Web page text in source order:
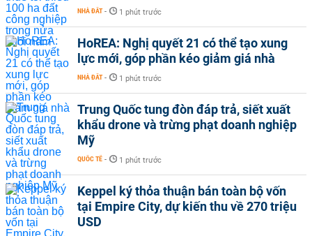
NHÀ ĐẤT - 1 phút trước
HoREA: Nghị quyết 21 có thể tạo xung
lực mới, góp phần kéo giảm giá nhà
NHÀ ĐẤT - 1 phút trước
Trung Quốc tung đòn đáp trả, siết xuất
khẩu drone và trừng phạt doanh nghiệp
Mỹ
QUỐC TẾ - 1 phút trước
Keppel ký thỏa thuận bán toàn bộ vốn
tại Empire City, dự kiến thu về 270 triệu
USD